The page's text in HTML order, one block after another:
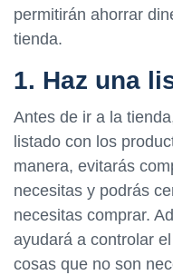
permitirán ahorrar
tienda.
1. Haz una
Antes de ir a la
listado con los
manera, evitarás
necesitas y podrás
necesitas comprar.
ayudará a controlar
cosas que no son